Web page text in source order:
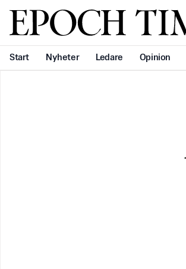
Svenska Epoch
Start Nyheter Ledare Opinion